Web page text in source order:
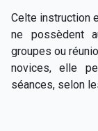
Celte instruction
ne possèdent
groupes ou
novices, elle
séances, selon